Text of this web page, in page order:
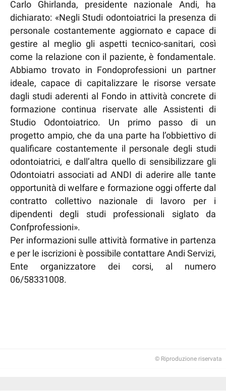
Carlo Ghirlanda, presidente nazionale Andi, ha
dichiarato: «Negli Studi odontoiatrici la presenza di
personale costantemente aggiornato e capace di
gestire al meglio gli aspetti tecnico-sanitari, così
come la relazione con il paziente, è fondamentale.
Abbiamo trovato in Fondoprofessioni un partner
ideale, capace di capitalizzare le risorse versate
dagli studi aderenti al Fondo in attività concrete di
formazione continua riservate alle Assistenti di
Studio Odontoiatrico. Un primo passo di un
progetto ampio, che da una parte ha l’obbiettivo di
qualificare costantemente il personale degli studi
odontoiatrici, e dall’altra quello di sensibilizzare gli
Odontoiatri associati ad ANDI di aderire alle tante
opportunità di welfare e formazione oggi offerte dal
contratto collettivo nazionale di lavoro per i
dipendenti degli studi professionali siglato da
Confprofessioni».
Per informazioni sulle attività formative in partenza
e per le iscrizioni è possibile contattare Andi Servizi,
Ente organizzatore dei corsi, al numero
06/58331008.
© Riproduzione riservata